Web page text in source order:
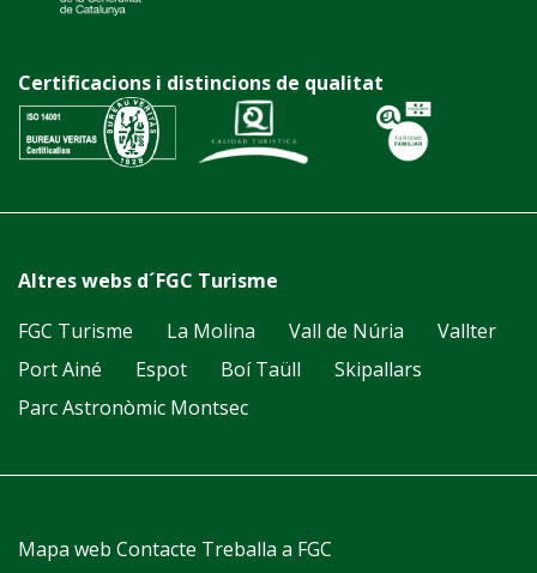
Certificacions i distincions de qualitat
Altres webs d´FGC Turisme
FGC Turisme
La Molina Vall de Núria
Vallter
Port Ainé
Espot Boí Taüll
Skipallars
Parc Astronòmic Montsec
Mapa web Contacte Treballa a FGC